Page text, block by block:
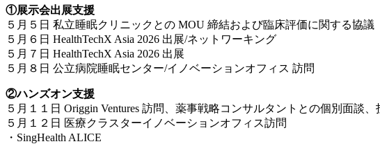
①展示会出展支援
５月５日 私立睡眠クリニックとの MOU 締結および臨床評価に関する協議
５月６日 HealthTechX Asia 2026 出展/ネットワーキング
５月７日 HealthTechX Asia 2026 出展
５月８日 公立病院睡眠センター/イノベーションオフィス 訪問
②ハンズオン支援
５月１１日 Origgin Ventures 訪問、薬事戦略コンサルタントとの個別面談
５月１２日 医療クラスターイノベーションオフィス訪問
・SingHealth ALICE